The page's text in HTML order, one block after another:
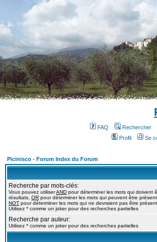
FAQ Rechercher
Profil
Se
Picinisco - Forum Index du Forum
Recherche par mots-clés:
Vous pouvez utiliserAND pour déterminer les mots qui doivent
résultats, OR pour déterminer les mots qui peuvent être
NOT pour déterminer les mots qui ne devraient pas être
Utilisez * comme un joker pour des recherches partielles
Recherche par auteur:
Utilisez * comme un joker pour des recherches partielles